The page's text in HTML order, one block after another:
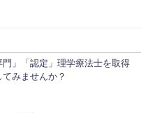
」「認定」理学療法士を取得
みませんか？